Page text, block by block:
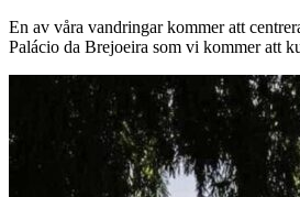
En av våra vandringar kommer att
Palácio da Brejoeira som vi kommer att